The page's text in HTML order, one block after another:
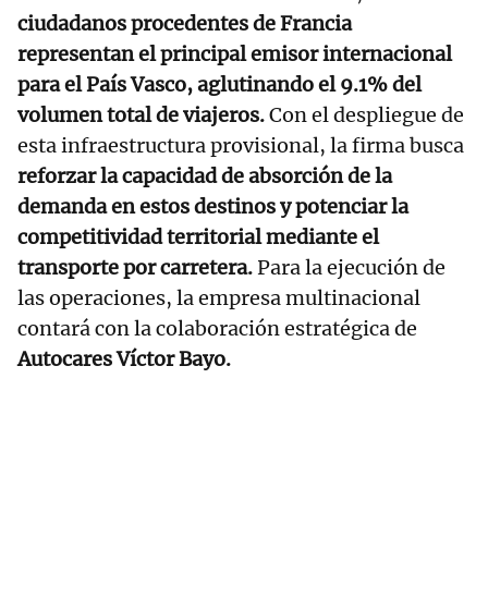
ciudadanos procedentes de Francia
representan el principal emisor internacional
para el País Vasco, aglutinando el 9.1% del
volumen total de viajeros.Con el despliegue de
esta infraestructura provisional, la firma busca
reforzar la capacidad de absorción de la
demanda en estos destinos y potenciar la
competitividad territorial mediante el
transporte por carretera.Para la ejecución de
las operaciones, la empresa multinacional
contará con la colaboración estratégica de
Autocares Víctor Bayo.